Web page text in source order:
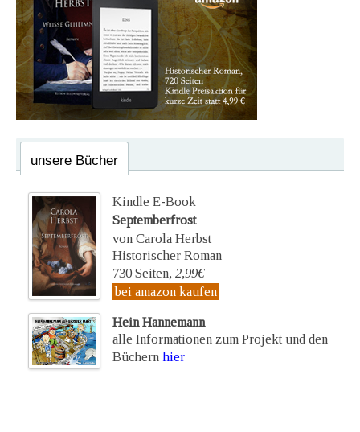
unsere Bücher
Kindle E-Book
Septemberfrost
von Carola Herbst
Historischer Roman
730 Seiten, 2,99€
bei amazon kaufen
Hein Hannemann
alle Informationen zum Projekt und den
Büchern hier